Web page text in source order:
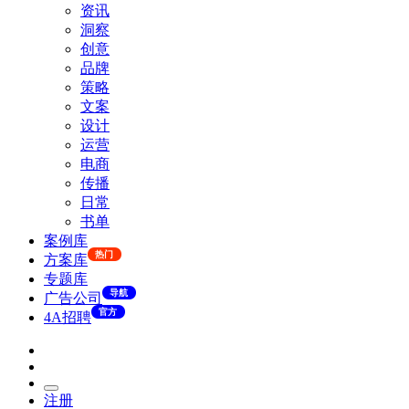
资讯
洞察
创意
品牌
策略
文案
设计
运营
电商
传播
日常
书单
案例库
方案库
热门
专题库
广告公司
导航
4A招聘 官方
注册